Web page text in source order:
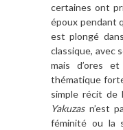
certaines ont
époux pendant
est plongé
classique, avec
mais d’ores
thématique
simple récit de
Yakuzasn’est
féminité ou la